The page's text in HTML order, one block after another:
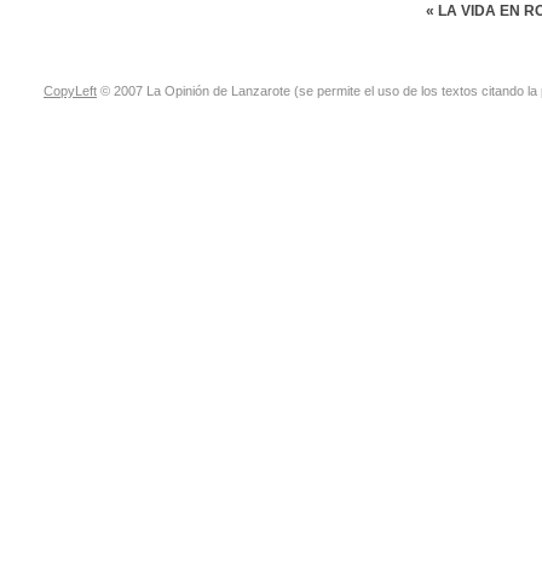
« LA VIDA EN
CopyLeft © 2007 La Opinión de Lanzarote (se permite el uso de los textos citando